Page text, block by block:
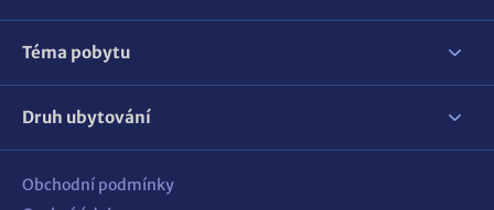
Téma pobytu
Druh ubytování
Obchodní podmínky